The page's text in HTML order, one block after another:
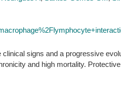
signs and a progressive
and high mortality.